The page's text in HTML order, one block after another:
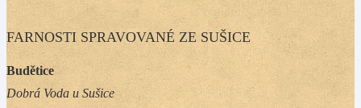
FARNOSTI SPRAVOVANÉ ZE SUŠICE
Budětice
Dobrá Voda u Sušice